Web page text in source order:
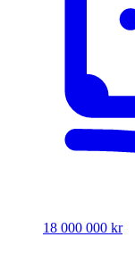
18 000 000 kr